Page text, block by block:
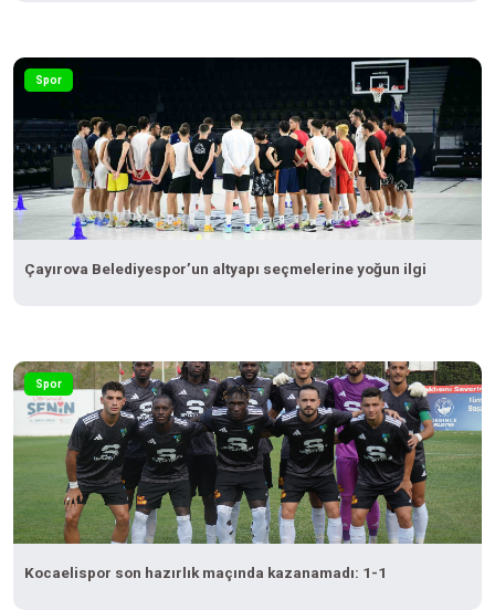
Spor
Çayırova Belediyespor’un altyapı seçmelerine yoğun ilgi
Spor
Kocaelispor son hazırlık maçında kazanamadı: 1-1